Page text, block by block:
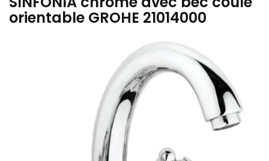
orientable GROHE 21014000